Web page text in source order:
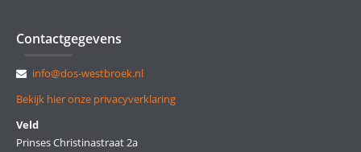
Contactgegevens
info@dos-westbroek.nl
Bekijk hier onze privacyverklaring
Veld
Prinses Christinastraat 2a